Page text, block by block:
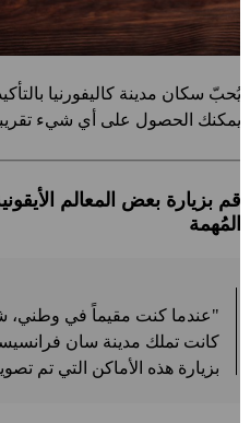
يُحبّ سكان مدينة كاليفورنيا
يمكنك الحصول على أي شيء تقريباً
قم بزيارة بعض المعالم الأيقونية
المُهمة
"عندما كنت مقيماً في وطني،
كانت تملك مدينة سان
بزيارة هذه الأماكن التي تم